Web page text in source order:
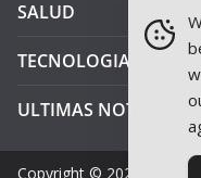
SALUD
TECNOLOGIA
ULTIMAS NOTICIAS
Copyright © 2026 JAEN